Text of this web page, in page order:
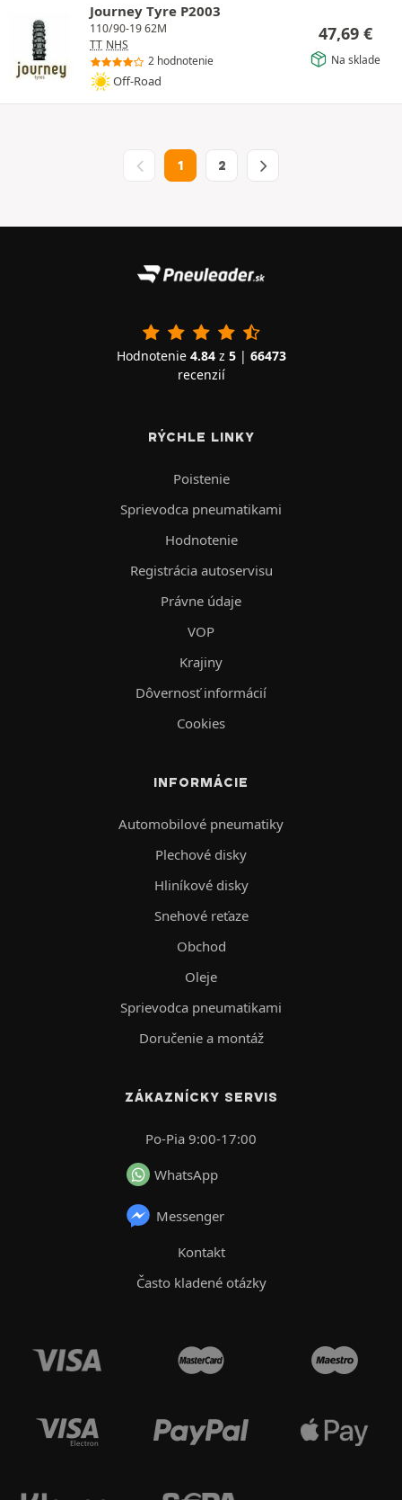
Journey Tyre P2003
110/90-19 62M
TT NHS
2 hodnotenie
Off-Road
47,69 €
Na sklade
1 2
Hodnotenie 4.84z 5| 66473
recenzií
RÝCHLE LINKY
Poistenie
Sprievodca pneumatikami
Hodnotenie
Registrácia autoservisu
Právne údaje
VOP
Krajiny
Dôvernosť informácií
Cookies
INFORMÁCIE
Automobilové pneumatiky
Plechové disky
Hliníkové disky
Snehové reťaze
Obchod
Oleje
Sprievodca pneumatikami
Doručenie a montáž
ZÁKAZNÍCKY SERVIS
Po-Pia 9:00-17:00
WhatsApp
Messenger
Kontakt
Často kladené otázky